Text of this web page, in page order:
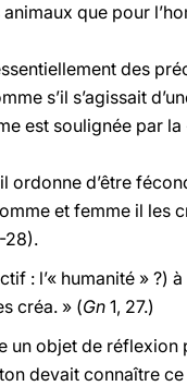
que pour
des
s’il s’agissait
est soulignée par
ordonne d’être
et femme il les
28).
: l’« humanité » ?)
créa. » (Gn 1, 27.)
un objet de réflexion
devait connaître